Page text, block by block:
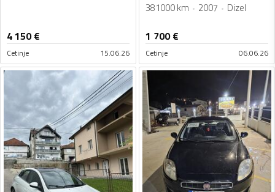
4 150€
Cetinje 15.06.26
381000 km 2007 Dizel
1 700€
Cetinje 06.06.26